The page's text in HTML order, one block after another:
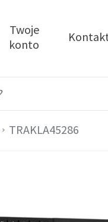
Twoje
konto
TRAKLA45286